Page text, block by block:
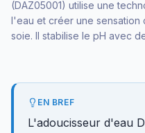
(DAZ05001) utilise une
l'eau et créer une sensation
soie. Il stabilise le pH avec
EN BREF
L'adoucisseur d'eau